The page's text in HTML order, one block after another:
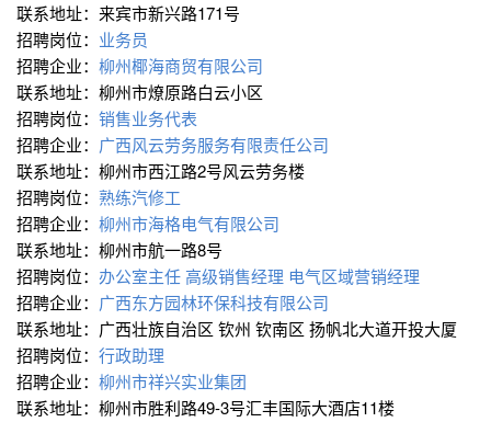
联系地址：来宾市新兴路171号
招聘岗位： 业务员
招聘企业： 柳州椰海商贸有限公司
联系地址：柳州市燎原路白云小区
招聘岗位： 销售业务代表
招聘企业： 广西风云劳务服务有限责任公司
联系地址：柳州市西江路2号风云劳务楼
招聘岗位： 熟练汽修工
招聘企业： 柳州市海格电气有限公司
联系地址：柳州市航一路8号
招聘岗位： 办公室主任 高级销售经理 电气区域营销经理
招聘企业： 广西东方园林环保科技有限公司
联系地址：广西壮族自治区 钦州 钦南区 扬帆北大道开投大厦
招聘岗位： 行政助理
招聘企业： 柳州市祥兴实业集团
联系地址：柳州市胜利路49-3号汇丰国际大酒店11楼